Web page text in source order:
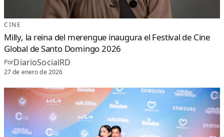
CINE
Milly, la reina del merengue inaugura el Festival de Cine
Global de Santo Domingo 2026
PorDiarioSocialRD
27 de enero de 2026